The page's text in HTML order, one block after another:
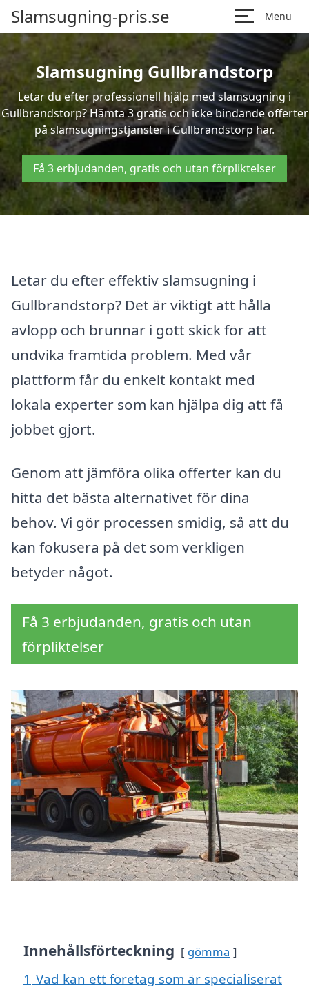
Slamsugning-pris.se Menu
Slamsugning Gullbrandstorp
Letar du efter professionell hjälp med slamsugning i
Gullbrandstorp? Hämta 3 gratis och icke bindande offerter
på slamsugningstjänster i Gullbrandstorp här.
Få 3 erbjudanden, gratis och utan förpliktelser
Letar du efter effektiv slamsugning i
Gullbrandstorp? Det är viktigt att hålla
avlopp och brunnar i gott skick för att
undvika framtida problem. Med vår
plattform får du enkelt kontakt med
lokala experter som kan hjälpa dig att få
jobbet gjort.
Genom att jämföra olika offerter kan du
hitta det bästa alternativet för dina
behov. Vi gör processen smidig, så att du
kan fokusera på det som verkligen
betyder något.
Få 3 erbjudanden, gratis och utan
förpliktelser
Innehållsförteckning gömma
1 Vad kan ett företag som är specialiserat